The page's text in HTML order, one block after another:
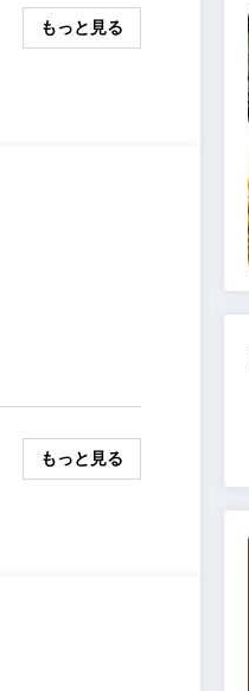
もっと見る
もっと見る